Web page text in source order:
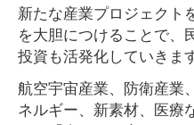
新たな産業プロジェクト
を大胆につけることで、
投資も活発化していきま
航空宇宙産業、防衛産業
ネルギー、新素材、医療